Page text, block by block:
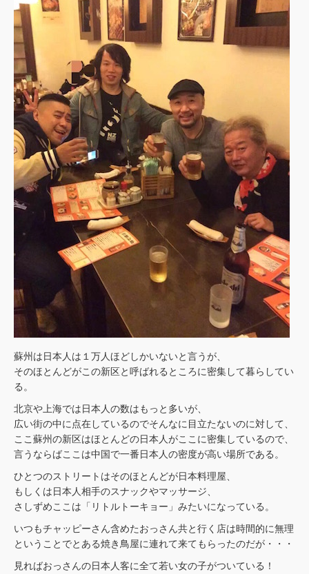
蘇州は日本人は１万人ほどしかいないと言うが、
そのほとんどがこの新区と呼ばれるところに密集して暮らしてい
る。
北京や上海では日本人の数はもっと多いが、
広い街の中に点在しているのでそんなに目立たないのに対して、
ここ蘇州の新区はほとんどの日本人がここに密集しているので、
言うならばここは中国で一番日本人の密度が高い場所である。
ひとつのストリートはそのほとんどが日本料理屋、
もしくは日本人相手のスナックやマッサージ、
さしずめここは「リトルトーキョー」みたいになっている。
いつもチャッピーさん含めたおっさん共と行く店は時間的に無理
ということでとある焼き鳥屋に連れて来てもらったのだが・・・
見ればおっさんの日本人客に全て若い女の子がついている！